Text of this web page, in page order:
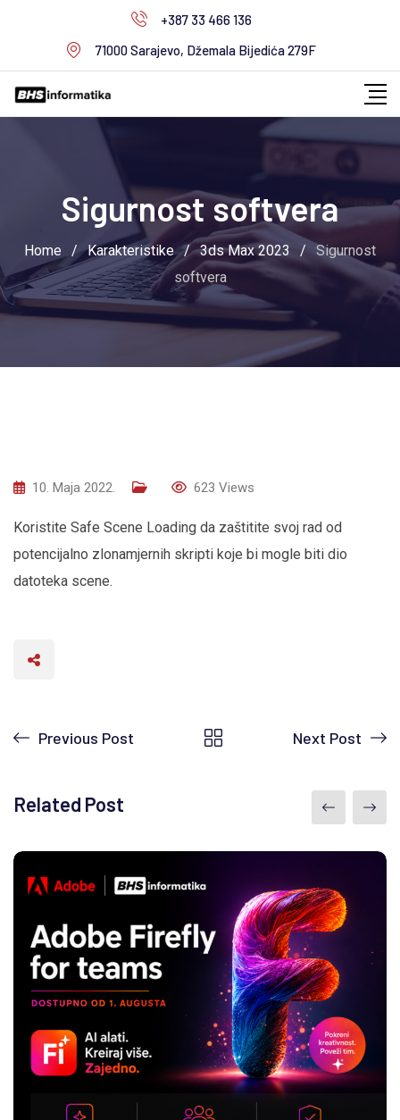
+387 33 466 136
71000 Sarajevo, Džemala Bijedića 279F
Sigurnost softvera
Home / Karakteristike / 3ds Max 2023 / Sigurnost
softvera
10. Maja 2022. 623 Views
Koristite Safe Scene Loading da zaštitite svoj rad od
potencijalno zlonamjernih skripti koje bi mogle biti dio
datoteka scene.
Previous Post Next Post
Related Post